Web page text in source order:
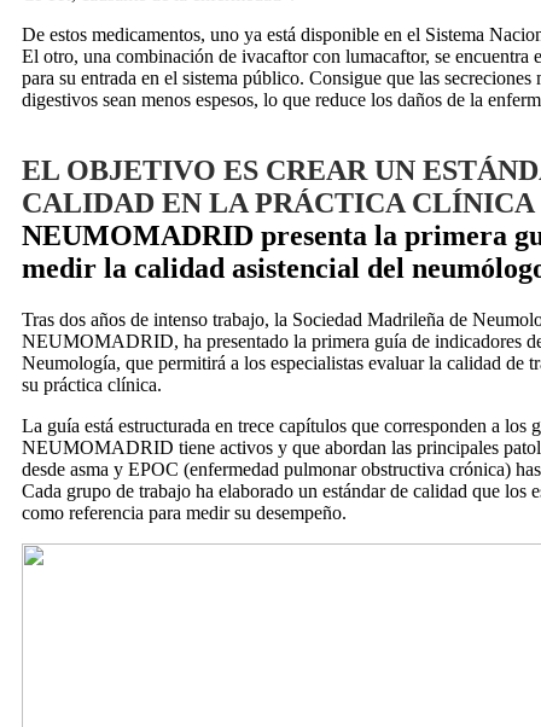
De estos medicamentos, uno ya está disponible en el Sistema
El otro, una combinación de ivacaftor con lumacaftor, se encuentra
para su entrada en el sistema público. Consigue que las secreciones
digestivos sean menos espesos, lo que reduce los daños de la
EL OBJETIVO ES CREAR UN
CALIDAD EN LA PRÁCTICA CLÍNICA
NEUMOMADRID presenta la primera
medir la calidad asistencial del
Tras dos años de intenso trabajo, la Sociedad Madrileña de
NEUMOMADRID, ha presentado la primera guía de indicadores
Neumología, que permitirá a los especialistas evaluar la calidad de
su práctica clínica.
La guía está estructurada en trece capítulos que corresponden a los
NEUMOMADRID tiene activos y que abordan las principales
desde asma y EPOC (enfermedad pulmonar obstructiva crónica)
Cada grupo de trabajo ha elaborado un estándar de calidad que los
como referencia para medir su desempeño.